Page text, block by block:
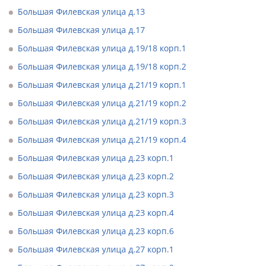
Большая Филевская улица д.13
Большая Филевская улица д.17
Большая Филевская улица д.19/18 корп.1
Большая Филевская улица д.19/18 корп.2
Большая Филевская улица д.21/19 корп.1
Большая Филевская улица д.21/19 корп.2
Большая Филевская улица д.21/19 корп.3
Большая Филевская улица д.21/19 корп.4
Большая Филевская улица д.23 корп.1
Большая Филевская улица д.23 корп.2
Большая Филевская улица д.23 корп.3
Большая Филевская улица д.23 корп.4
Большая Филевская улица д.23 корп.6
Большая Филевская улица д.27 корп.1